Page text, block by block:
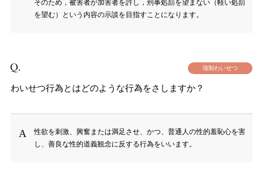
そのため，被害者が加害者を許し，刑事処罰を望まない（軽い処罰
を望む）という内容の示談を目指すことになります。
強制わいせつ
わいせつ行為とはどのような行為をさしますか？
性欲を刺激、興奮または満足させ、かつ、普通人の性的羞恥心を害
し、善良な性的道義観念に反する行為をいいます。